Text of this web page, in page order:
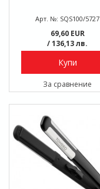
Арт. №: SQS100/5727
69,60 EUR
/ 136,13 лв.
Купи
За сравнение